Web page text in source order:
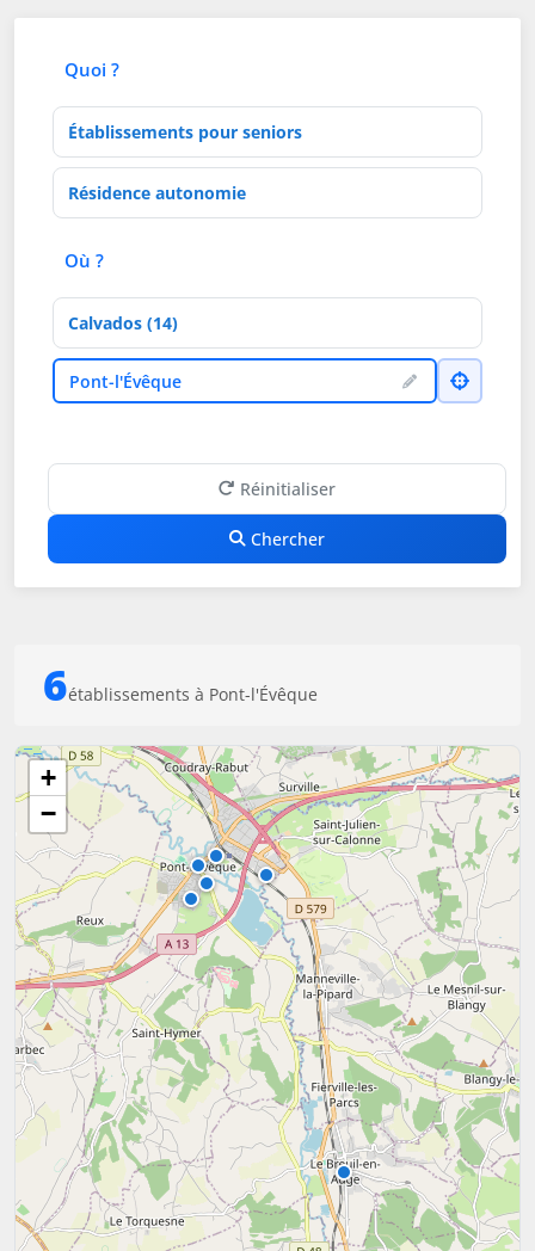
Quoi ?
Type d'établissement
Activités de soins
Où ?
Département
VillePont-l'Évêque
Réinitialiser
Chercher
6établissements à Pont-l'Évêque
+
−